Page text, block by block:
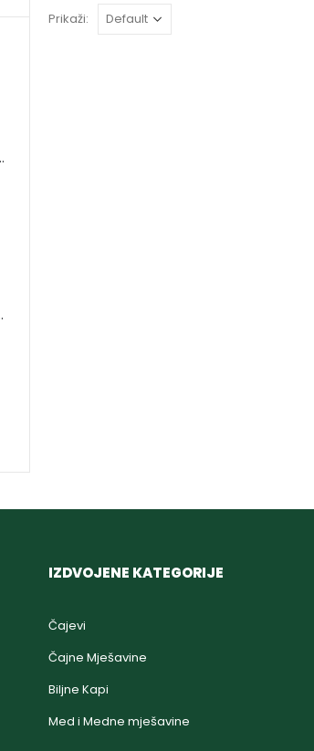
Prikaži:
MIŠIĆA
50 ml
IZDVOJENE KATEGORIJE
Čajevi
Čajne Mješavine
Biljne Kapi
Med i Medne mješavine